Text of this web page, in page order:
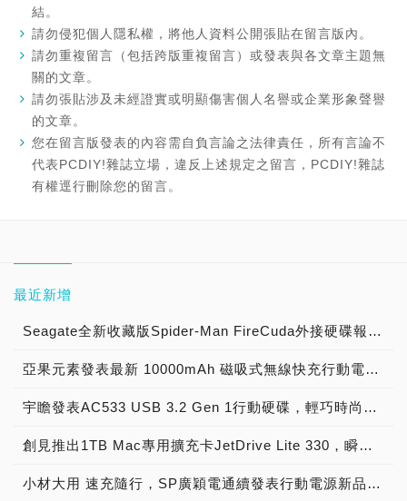
結。
請勿侵犯個人隱私權，將他人資料公開張貼在留言版內。
請勿重複留言（包括跨版重複留言）或發表與各文章主題無
關的文章。
請勿張貼涉及未經證實或明顯傷害個人名譽或企業形象聲譽
的文章。
您在留言版發表的內容需自負言論之法律責任，所有言論不
代表PCDIY!雜誌立場，違反上述規定之留言，PCDIY!雜誌
有權逕行刪除您的留言。
最近新增
Seagate全新收藏版Spider-Man FireCuda外接硬碟報到！三款官方授權Spider-Man、Ghost-Spider與Miles Morales外接硬碟與玩家一同暢玩遊戲世界！
亞果元素發表最新 10000mAh 磁吸式無線快充行動電源，官網商城獨家推出「Stasher 薊花紫限量版組合」 預購最低62折起
宇瞻發表AC533 USB 3.2 Gen 1行動硬碟，輕巧時尚、安全防護，全新上市
創見推出1TB Mac專用擴充卡JetDrive Lite 330，瞬間升級MacBook Pro儲存空間
小材大用 速充隨行，SP廣穎電通續發表行動電源新品-QP55 & QS55